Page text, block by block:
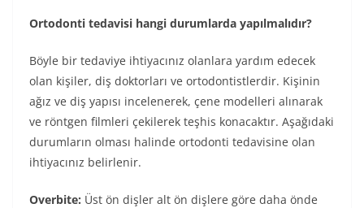
Ortodonti tedavisi hangi durumlarda yapılmalıdır?
Böyle bir tedaviye ihtiyacınız olanlara yardım edecek
olan kişiler, diş doktorları ve ortodontistlerdir. Kişinin
ağız ve diş yapısı incelenerek, çene modelleri alınarak
ve röntgen filmleri çekilerek teşhis konacaktır. Aşağıdaki
durumların olması halinde ortodonti tedavisine olan
ihtiyacınız belirlenir.
Overbite: Üst ön dişler alt ön dişlere göre daha önde